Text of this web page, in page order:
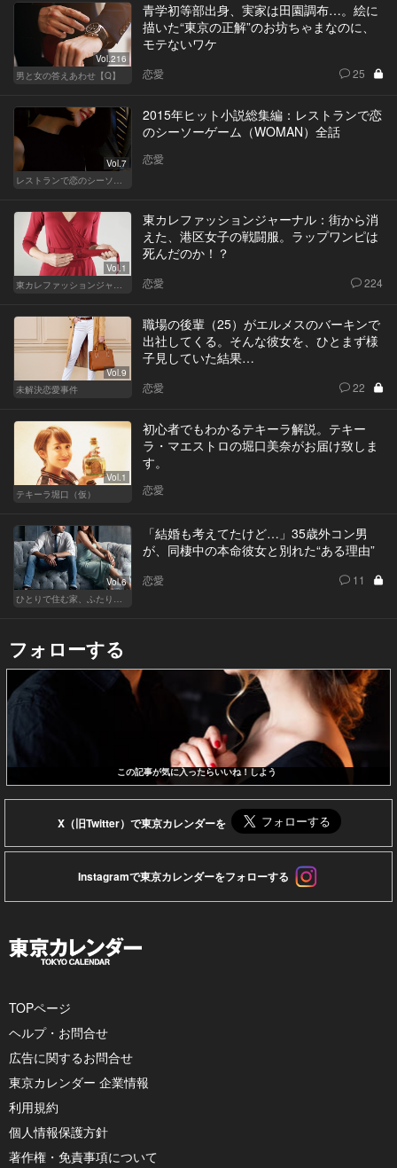
Vol.216
男と女の答えあわせ【Q】
青学初等部出身、実家は田園調布…。絵に
描いた“東京の正解”のお坊ちゃまなのに、
モテないワケ
恋愛 25
Vol.7
レストランで恋のシーソーゲーム（WOMAN）
2015年ヒット小説総集編：レストランで恋
のシーソーゲーム（WOMAN）全話
恋愛
Vol.1
東カレファッションジャーナル
東カレファッションジャーナル：街から消
えた、港区女子の戦闘服。ラップワンピは
死んだのか！？
恋愛 224
Vol.9
未解決恋愛事件
職場の後輩（25）がエルメスのバーキンで
出社してくる。そんな彼女を、ひとまず様
子見していた結果…
恋愛 22
Vol.1
テキーラ堀口（仮）
初心者でもわかるテキーラ解説。テキー
ラ・マエストロの堀口美奈がお届け致しま
す。
恋愛
Vol.6
ひとりで住む家、ふたりで棲む家
「結婚も考えてたけど…」35歳外コン男
が、同棲中の本命彼女と別れた“ある理由”
恋愛 11
フォローする
この記事が気に入ったらいいね！しよう
X（旧Twitter）で東京カレンダーを
Instagramで東京カレンダーをフォローする
TOPページ
ヘルプ・お問合せ
広告に関するお問合せ
東京カレンダー 企業情報
利用規約
個人情報保護方針
著作権・免責事項について